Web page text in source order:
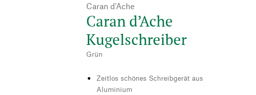
Caran d’Ache
Caran d’Ache
Kugelschreiber
Grün
Zeitlos schönes Schreibgerät aus
Aluminium